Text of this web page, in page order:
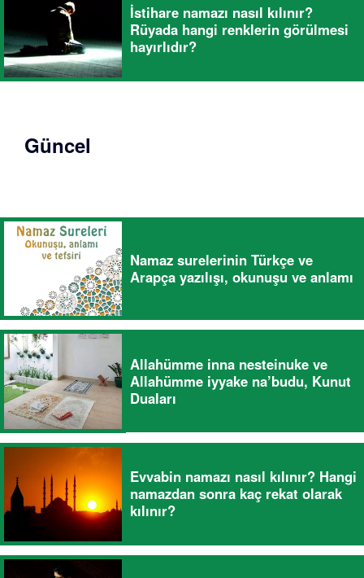
İstihare namazı nasıl kılınır?
Rüyada hangi renklerin görülmesi
hayırlıdır?
Güncel
Namaz surelerinin Türkçe ve
Arapça yazılışı, okunuşu ve anlamı
Allahümme inna nesteinuke ve
Allahümme iyyake na’budu, Kunut
Duaları
Evvabin namazı nasıl kılınır? Hangi
namazdan sonra kaç rekat olarak
kılınır?